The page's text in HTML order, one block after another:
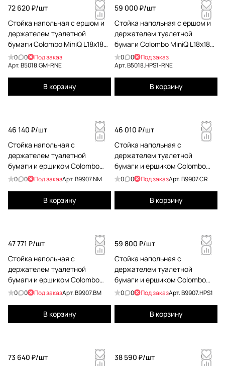
72 620 ₽/шт
Стойка напольная с ершом и
держателем туалетной
бумаги Colombo MiniQ L18x18
H67,5см графит матовый
B5018.GM-RNE
0 0
Под заказ
Арт.B5018.GM-RNE
В корзину
59 000 ₽/шт
Стойка напольная с ершом и
держателем туалетной
бумаги Colombo MiniQ L18x18
H67,5см PVD нержавеющая
сталь B5018.HPS1-RNE
0 0
Под заказ
Арт.B5018.HPS1-RNE
В корзину
46 140 ₽/шт
Стойка напольная с
держателем туалетной
бумаги и ершиком Colombo
Square черный матовый
0 0 Под заказАрт.B9907.NM
В корзину
46 010 ₽/шт
Стойка напольная с
держателем туалетной
бумаги и ершиком Colombo
Square хром B9907.CR
0 0 Под заказАрт.B9907.CR
В корзину
47 771 ₽/шт
Стойка напольная с
держателем туалетной
бумаги и ершиком Colombo
Square белый матовый
0 0 Под заказАрт.B9907.BM
В корзину
59 800 ₽/шт
Стойка напольная с
держателем туалетной
бумаги и ершиком Colombo
Square PVD нержавеющая
0 0 Под заказАрт.B9907.HPS1
В корзину
73 640 ₽/шт
38 590 ₽/шт